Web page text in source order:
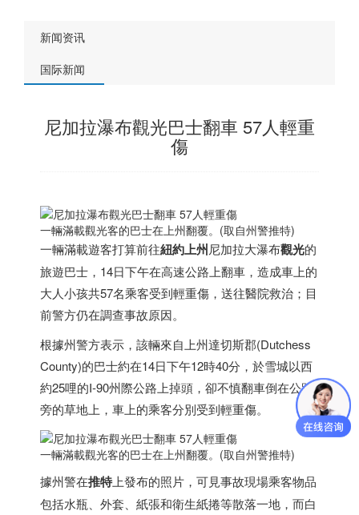
新闻资讯
国际新闻
尼加拉瀑布觀光巴士翻車 57人輕重
傷
一輛滿載觀光客的巴士在上州翻覆。(取自州警推特)
一輛滿載遊客打算前往紐約上州尼加拉大瀑布觀光的
旅遊巴士，14日下午在高速公路上翻車，造成車上的
大人小孩共57名乘客受到輕重傷，送往醫院救治；目
前警方仍在調查事故原因。
根據州警方表示，該輛來自上州達切斯郡(Dutchess
County)的巴士約在14日下午12時40分，於雪城以西
約25哩的I-90州際公路上掉頭，卻不慎翻車倒在公路
旁的草地上，車上的乘客分別受到輕重傷。
一輛滿載觀光客的巴士在上州翻覆。(取自州警推特)
據州警在推特上發布的照片，可見事故現場乘客物品
包括水瓶、外套、紙張和衛生紙捲等散落一地，而白